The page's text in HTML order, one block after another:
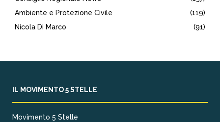
Ambiente e Protezione Civile
(119)
Nicola Di Marco
(91)
IL MOVIMENTO 5 STELLE
Movimento 5 Stelle